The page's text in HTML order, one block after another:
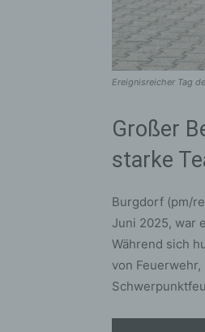
Ereignisreicher Tag
Großer
starke
Burgdorf (pm/
Juni 2025, war
Während sich
von